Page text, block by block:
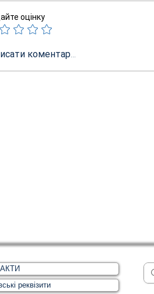
оцінку
коментар...
реквізити